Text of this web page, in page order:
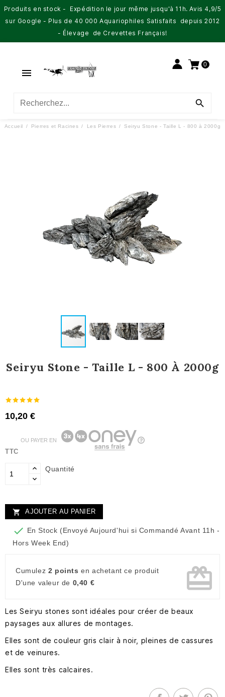
Produits en stock - Expédition le jour même jusqu'à 11h. Avis 4,9/5
sur Google - Plus de 40 000 Aquariophiles Satisfaits depuis 2012
- Élevage de Crevettes Français!

0

Accueil Pierres et Racines Les Pierres Seiryu Stone - Taille L - 800 à 2000g
Seiryu Stone - Taille L - 800 À 2000g
10,20 €
TTC
OU PAYER EN
Quantité
 AJOUTER AU PANIER
 En Stock (Envoyé Aujourd'hui si Commandé Avant 11h -
Hors Week End)
Cumulez 2 points en achetant ce produit
D'une valeur de 0,40 € card_giftcard
Les Seiryu stones sont idéales pour créer de beaux
paysages aux allures de montages.
Elles sont de couleur gris clair à noir, pleines de cassures
et de veinures.
Elles sont très calcaires.